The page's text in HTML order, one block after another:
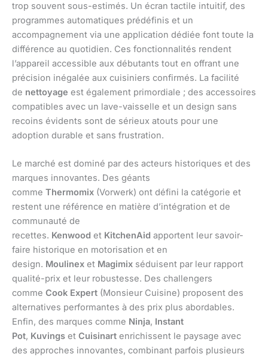
trop souvent sous-estimés. Un écran tactile intuitif, des
programmes automatiques prédéfinis et un
accompagnement via une application dédiée font toute la
différence au quotidien. Ces fonctionnalités rendent
l’appareil accessible aux débutants tout en offrant une
précision inégalée aux cuisiniers confirmés. La facilité
de nettoyage est également primordiale ; des accessoires
compatibles avec un lave-vaisselle et un design sans
recoins évidents sont de sérieux atouts pour une
adoption durable et sans frustration.
Le marché est dominé par des acteurs historiques et des
marques innovantes. Des géants
comme Thermomix (Vorwerk) ont défini la catégorie et
restent une référence en matière d’intégration et de
communauté de
recettes. Kenwood et KitchenAid apportent leur savoir-
faire historique en motorisation et en
design. Moulinex et Magimix séduisent par leur rapport
qualité-prix et leur robustesse. Des challengers
comme Cook Expert (Monsieur Cuisine) proposent des
alternatives performantes à des prix plus abordables.
Enfin, des marques comme Ninja, Instant
Pot, Kuvings et Cuisinart enrichissent le paysage avec
des approches innovantes, combinant parfois plusieurs